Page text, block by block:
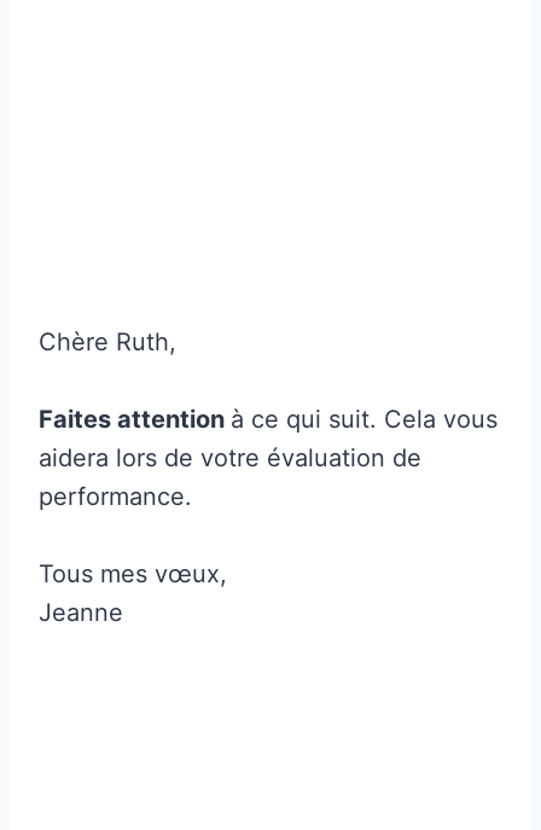
Chère Ruth,
Faites attention à ce qui suit. Cela vous
aidera lors de votre évaluation de
performance.
Tous mes vœux,
Jeanne